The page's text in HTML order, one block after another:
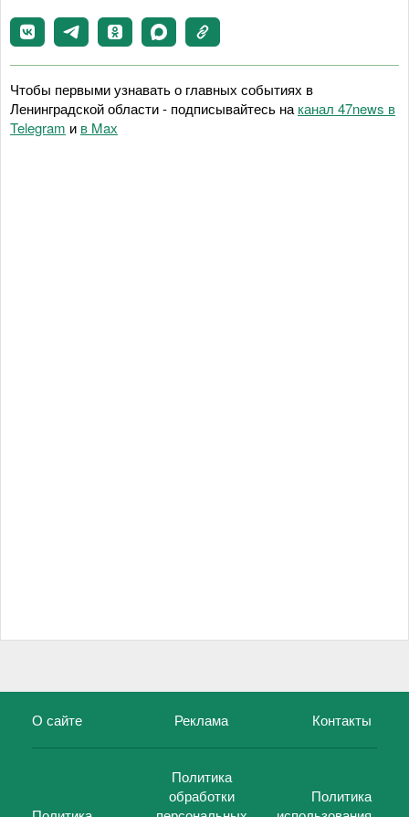
Чтобы первыми узнавать о главных событиях в
Ленинградской области - подписывайтесь на канал 47news в
Telegram и в Maх
О сайте Реклама Контакты
Политика
обработки
Политика